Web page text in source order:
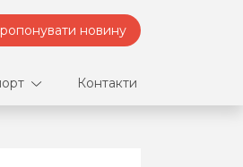
новину
Контакти